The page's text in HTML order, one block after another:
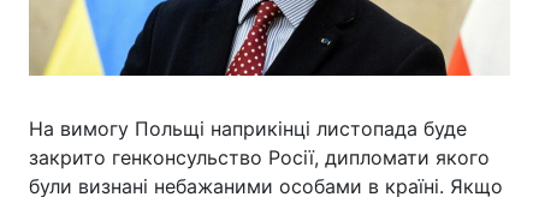
На вимогу Польщі наприкінці листопада буде
закрито генконсульство Росії, дипломати якого
були визнані небажаними особами в країні. Якщо